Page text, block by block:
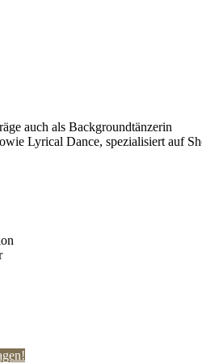
auch als Backgroundtänzerin
Lyrical Dance, spezialisiert auf